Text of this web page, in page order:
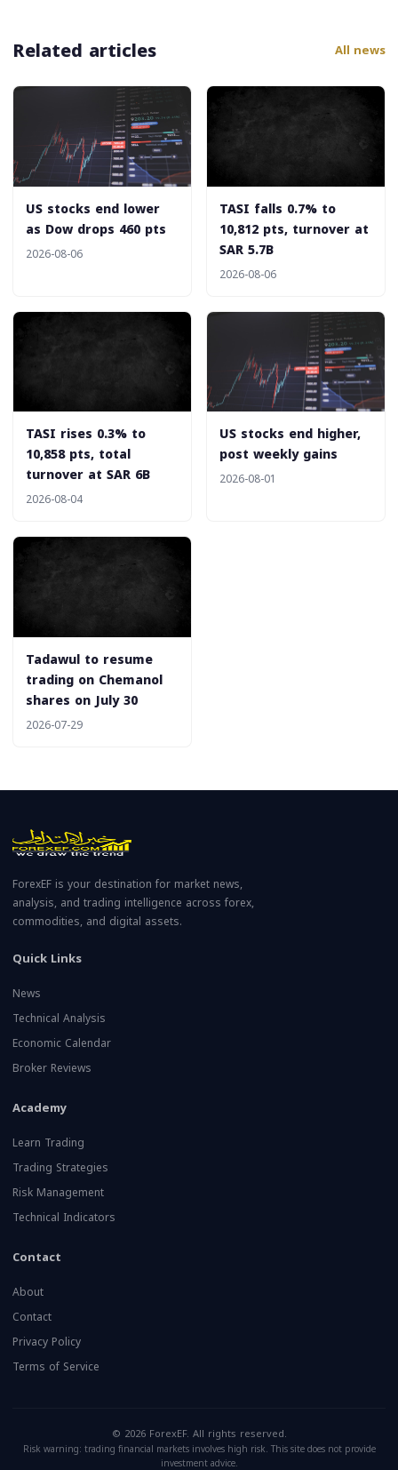
Related articles All news
‎US stocks end lower
as Dow drops 460 pts
2026-08-06
‎TASI falls 0.7% to
10,812 pts, turnover at
SAR 5.7B
2026-08-06
‎TASI rises 0.3% to
10,858 pts, total
turnover at SAR 6B
2026-08-04
‎US stocks end higher,
post weekly gains
2026-08-01
‎Tadawul to resume
trading on Chemanol
shares on July 30
2026-07-29
ForexEF is your destination for market news,
analysis, and trading intelligence across forex,
commodities, and digital assets.
Quick Links
News
Technical Analysis
Economic Calendar
Broker Reviews
Academy
Learn Trading
Trading Strategies
Risk Management
Technical Indicators
Contact
About
Contact
Privacy Policy
Terms of Service
© 2026 ForexEF. All rights reserved.
Risk warning: trading financial markets involves high risk. This site does not provide
investment advice.